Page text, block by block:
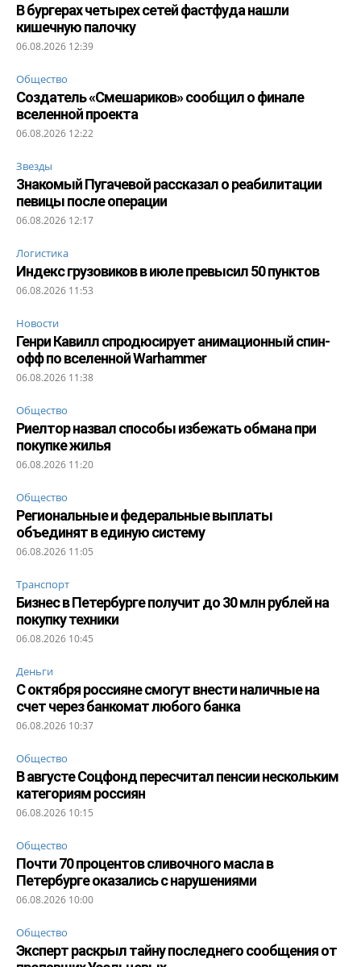
В бургерах четырех сетей фастфуда нашли
кишечную палочку
06.08.2026 12:39
Общество
Создатель «Смешариков» сообщил о финале
вселенной проекта
06.08.2026 12:22
Звезды
Знакомый Пугачевой рассказал о реабилитации
певицы после операции
06.08.2026 12:17
Логистика
Индекс грузовиков в июле превысил 50 пунктов
06.08.2026 11:53
Новости
Генри Кавилл спродюсирует анимационный спин-
офф по вселенной Warhammer
06.08.2026 11:38
Общество
Риелтор назвал способы избежать обмана при
покупке жилья
06.08.2026 11:20
Общество
Региональные и федеральные выплаты
объединят в единую систему
06.08.2026 11:05
Транспорт
Бизнес в Петербурге получит до 30 млн рублей на
покупку техники
06.08.2026 10:45
Деньги
С октября россияне смогут внести наличные на
счет через банкомат любого банка
06.08.2026 10:37
Общество
В августе Соцфонд пересчитал пенсии нескольким
категориям россиян
06.08.2026 10:15
Общество
Почти 70 процентов сливочного масла в
Петербурге оказались с нарушениями
06.08.2026 10:00
Общество
Эксперт раскрыл тайну последнего сообщения от